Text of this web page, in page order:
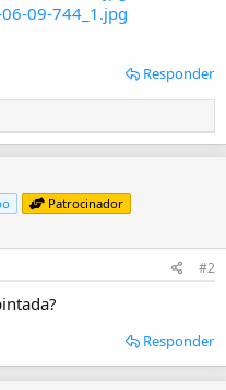
Responder
Patrocinador
#2
Responder